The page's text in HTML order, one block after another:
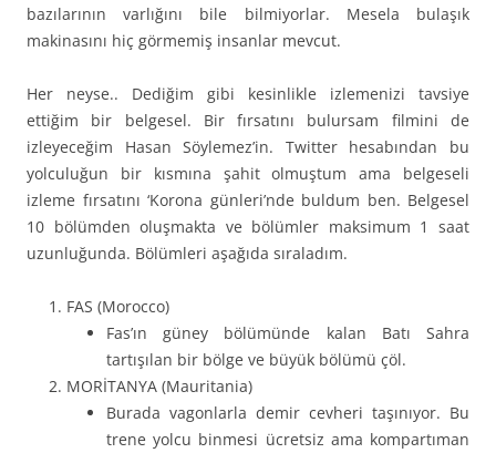
bazılarının varlığını bile bilmiyorlar. Mesela bulaşık
makinasını hiç görmemiş insanlar mevcut.
Her neyse.. Dediğim gibi kesinlikle izlemenizi tavsiye
ettiğim bir belgesel. Bir fırsatını bulursam filmini de
izleyeceğim Hasan Söylemez’in. Twitter hesabından bu
yolculuğun bir kısmına şahit olmuştum ama belgeseli
izleme fırsatını ‘Korona günleri’nde buldum ben. Belgesel
10 bölümden oluşmakta ve bölümler maksimum 1 saat
uzunluğunda. Bölümleri aşağıda sıraladım.
FAS (Morocco)
Fas’ın güney bölümünde kalan Batı Sahra
tartışılan bir bölge ve büyük bölümü çöl.
MORİTANYA (Mauritania)
Burada vagonlarla demir cevheri taşınıyor. Bu
trene yolcu binmesi ücretsiz ama kompartıman